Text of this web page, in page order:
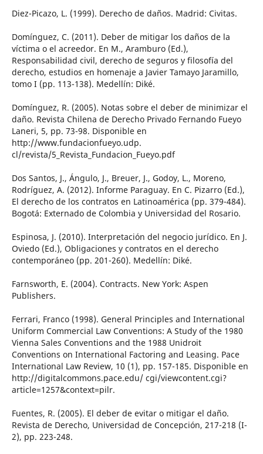
Diez-Picazo, L. (1999). Derecho de daños. Madrid: Civitas.
Domínguez, C. (2011). Deber de mitigar los daños de la
víctima o el acreedor. En M., Aramburo (Ed.),
Responsabilidad civil, derecho de seguros y filosofía del
derecho, estudios en homenaje a Javier Tamayo Jaramillo,
tomo I (pp. 113-138). Medellín: Diké.
Domínguez, R. (2005). Notas sobre el deber de minimizar el
daño. Revista Chilena de Derecho Privado Fernando Fueyo
Laneri, 5, pp. 73-98. Disponible en
http://www.fundacionfueyo.udp.
cl/revista/5_Revista_Fundacion_Fueyo.pdf
Dos Santos, J., Ángulo, J., Breuer, J., Godoy, L., Moreno,
Rodríguez, A. (2012). Informe Paraguay. En C. Pizarro (Ed.),
El derecho de los contratos en Latinoamérica (pp. 379-484).
Bogotá: Externado de Colombia y Universidad del Rosario.
Espinosa, J. (2010). Interpretación del negocio jurídico. En J.
Oviedo (Ed.), Obligaciones y contratos en el derecho
contemporáneo (pp. 201-260). Medellín: Diké.
Farnsworth, E. (2004). Contracts. New York: Aspen
Publishers.
Ferrari, Franco (1998). General Principles and International
Uniform Commercial Law Conventions: A Study of the 1980
Vienna Sales Conventions and the 1988 Unidroit
Conventions on International Factoring and Leasing. Pace
International Law Review, 10 (1), pp. 157-185. Disponible en
http://digitalcommons.pace.edu/ cgi/viewcontent.cgi?
article=1257&context=pilr.
Fuentes, R. (2005). El deber de evitar o mitigar el daño.
Revista de Derecho, Universidad de Concepción, 217-218 (I-
2), pp. 223-248.